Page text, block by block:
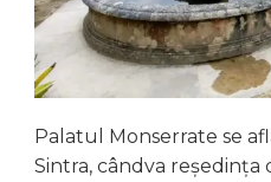
Palatul Monserrate se
Sintra, cândva reședința